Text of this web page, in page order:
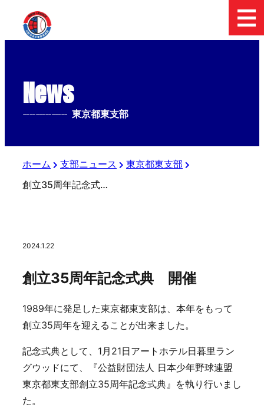
News
-------------- 東京都東支部
ホーム 支部ニュース
東京都東支部
創立35周年記念式典 開催
2024.1.22
創立35周年記念式典 開催
1989年に発足した東京都東支部は、本年をもって
創立35周年を迎えることが出来ました。
記念式典として、1月21日アートホテル日暮里ラン
グウッドにて、『公益財団法人 日本少年野球連盟
東京都東支部創立35周年記念式典』を執り行いまし
た。